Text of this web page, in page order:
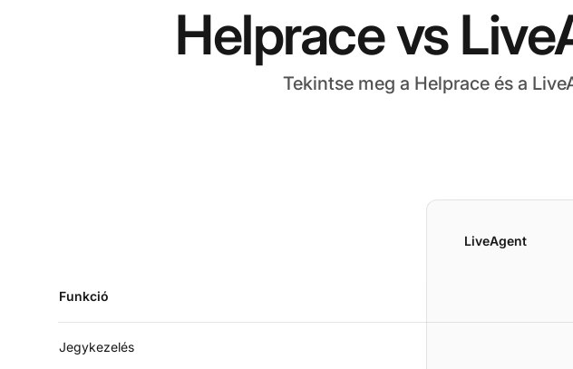
Helprace vs
Tekintse meg a Helprace és a
LiveAgent
Funkció
Jegykezelés